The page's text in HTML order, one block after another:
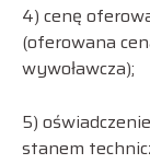
4) cenę
(oferowana
wywoławcza);
5)
stanem